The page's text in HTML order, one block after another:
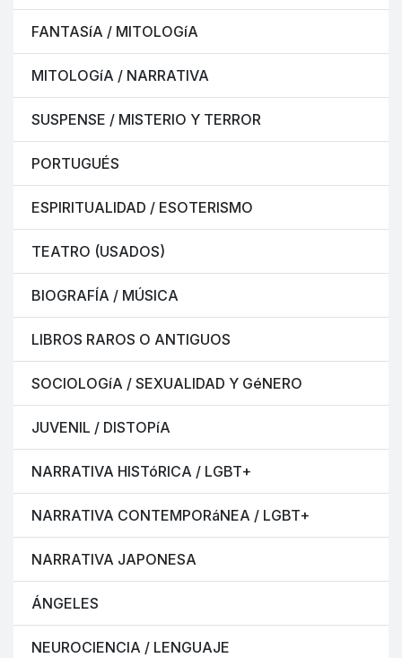
FANTASíA / MITOLOGíA
MITOLOGíA / NARRATIVA
SUSPENSE / MISTERIO Y TERROR
PORTUGUÉS
ESPIRITUALIDAD / ESOTERISMO
TEATRO (USADOS)
BIOGRAFÍA / MÚSICA
LIBROS RAROS O ANTIGUOS
SOCIOLOGíA / SEXUALIDAD Y GéNERO
JUVENIL / DISTOPíA
NARRATIVA HISTóRICA / LGBT+
NARRATIVA CONTEMPORáNEA / LGBT+
NARRATIVA JAPONESA
ÁNGELES
NEUROCIENCIA / LENGUAJE